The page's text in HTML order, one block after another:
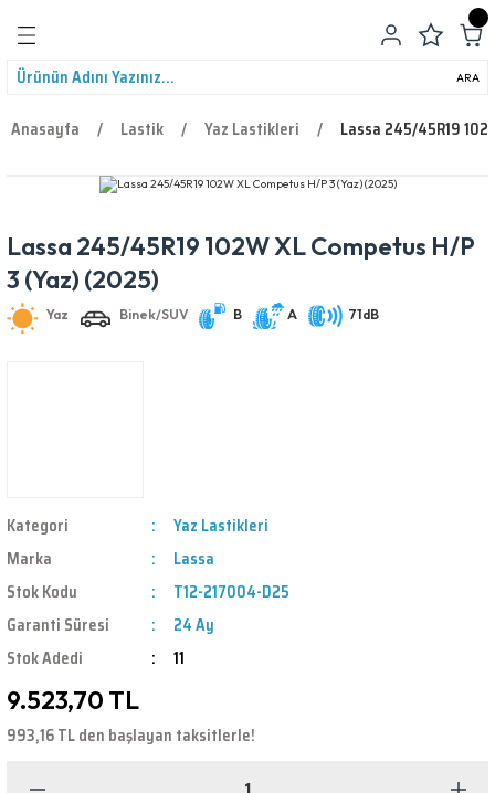
ARA
Anasayfa Lastik Yaz Lastikleri Lassa 245/45R19
Lassa 245/45R19 102W XL Competus H/P
3 (Yaz) (2025)
Kategori
Yaz Lastikleri
Marka
Lassa
Stok Kodu
T12-217004-D25
Garanti Süresi
24 Ay
Stok Adedi
11
9.523,70 TL
993,16 TL den başlayan taksitlerle!